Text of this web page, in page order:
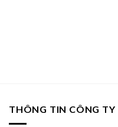
THÔNG TIN CÔNG TY